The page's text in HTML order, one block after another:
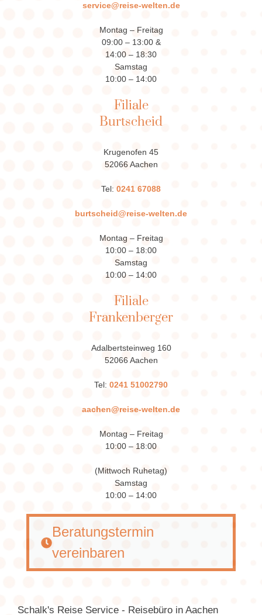
service@reise-welten.de
Montag – Freitag
09:00 – 13:00 &
14:00 – 18:30
Samstag
10:00 – 14:00
Filiale
Burtscheid
Krugenofen 45
52066 Aachen
Tel: 0241 67088
burtscheid@reise-welten.de
Montag – Freitag
10:00 – 18:00
Samstag
10:00 – 14:00
Filiale
Frankenberger
Adalbertsteinweg 160
52066 Aachen
Tel: 0241 51002790
aachen@reise-welten.de
Montag – Freitag
10:00 – 18:00
(Mittwoch Ruhetag)
Samstag
10:00 – 14:00
Beratungstermin
vereinbaren
Schalk's Reise Service - Reisebüro in Aachen